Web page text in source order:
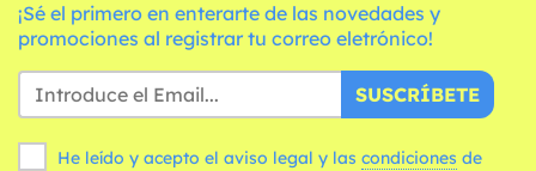
¡Sé el primero en enterarte de las novedades y
promociones al registrar tu correo eletrónico!
SUSCRÍBETE
He leído y acepto el aviso legal y las condiciones